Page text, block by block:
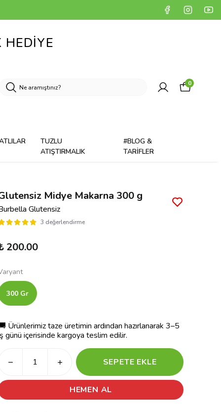
HEDİYE
TUZLU
ATIŞTIRMALIK
#BLOG &
TARİFLER
0
Midye Makarna 300 g
Glutensiz
3 değerlendirme
200.00
300 Gr
Ürünlerimiz taze üretimin ardından hazırlanarak 3–5
günü içerisinde kargoya teslim edilir.
SEPETE EKLE
HEMEN AL